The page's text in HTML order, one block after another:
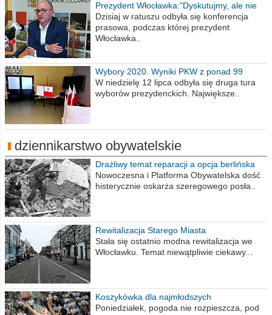
Prezydent Włocławka:"Dyskutujmy, ale nie
obrażajmy się”
Dzisiaj w ratuszu odbyła się konferencja
prasowa, podczas której prezydent
Włocławka..
Wybory 2020. Wyniki PKW z ponad 99
procent obwodów
W niedzielę 12 lipca odbyła się druga tura
wyborów prezydenckich. Największe..
dziennikarstwo obywatelskie
Drażliwy temat reparacji a opcja berlińska
Nowoczesna i Platforma Obywatelska dość
histerycznie oskarża szeregowego posła..
Rewitalizacja Starego Miasta
Stała się ostatnio modna rewitalizacja we
Włocławku. Temat niewątpliwie ciekawy...
Koszykówka dla najmłodszych
Poniedziałek, pogoda nie rozpieszcza, pod